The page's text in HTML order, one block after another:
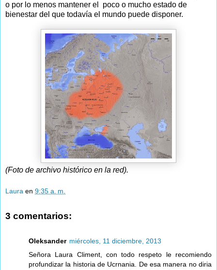
o por lo menos mantener el poco o mucho estado de
bienestar del que todavía el mundo puede disponer.
(Foto de archivo histórico en la red).
Laura en 9:35 a. m.
3 comentarios:
Oleksander miércoles, 11 diciembre, 2013
Señora Laura Climent, con todo respeto le recomiendo
profundizar la historia de Ucrnania. De esa manera no diria